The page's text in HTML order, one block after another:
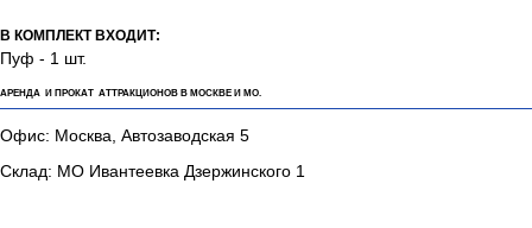
В КОМПЛЕКТ ВХОДИТ:
Пуф - 1 шт.
АРЕНДА И ПРОКАТ АТТРАКЦИОНОВ В МОСКВЕ И МО.
Офис: Москва, Автозаводская 5
Склад: МО Ивантеевка Дзержинского 1